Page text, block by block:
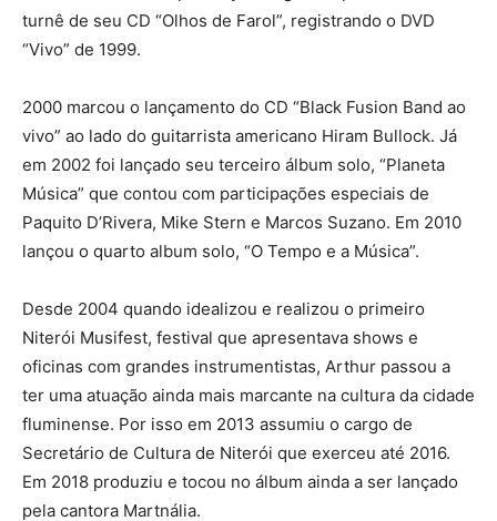
turnê de seu CD “Olhos de Farol”, registrando o DVD
“Vivo” de 1999.
2000 marcou o lançamento do CD “Black Fusion Band ao
vivo” ao lado do guitarrista americano Hiram Bullock. Já
em 2002 foi lançado seu terceiro álbum solo, “Planeta
Música” que contou com participações especiais de
Paquito D’Rivera, Mike Stern e Marcos Suzano. Em 2010
lançou o quarto album solo, “O Tempo e a Música”.
Desde 2004 quando idealizou e realizou o primeiro
Niterói Musifest, festival que apresentava shows e
oficinas com grandes instrumentistas, Arthur passou a
ter uma atuação ainda mais marcante na cultura da cidade
fluminense. Por isso em 2013 assumiu o cargo de
Secretário de Cultura de Niterói que exerceu até 2016.
Em 2018 produziu e tocou no álbum ainda a ser lançado
pela cantora Martnália.